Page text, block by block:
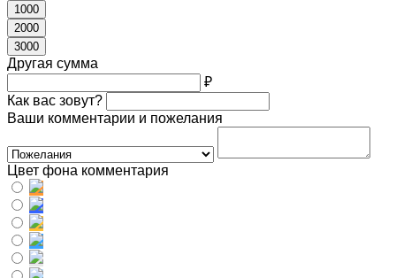
1000
2000
3000
Другая сумма
₽
Как вас зовут?
Ваши комментарии и пожелания
Цвет фона комментария